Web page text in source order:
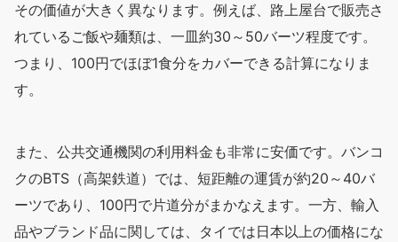
その価値が大きく異なります。例えば、路上屋台で販売さ
れているご飯や麺類は、一皿約30～50バーツ程度です。
つまり、100円でほぼ1食分をカバーできる計算になりま
す。
また、公共交通機関の利用料金も非常に安価です。バンコ
クのBTS（高架鉄道）では、短距離の運賃が約20～40バ
ーツであり、100円で片道分がまかなえます。一方、輸入
品やブランド品に関しては、タイでは日本以上の価格にな